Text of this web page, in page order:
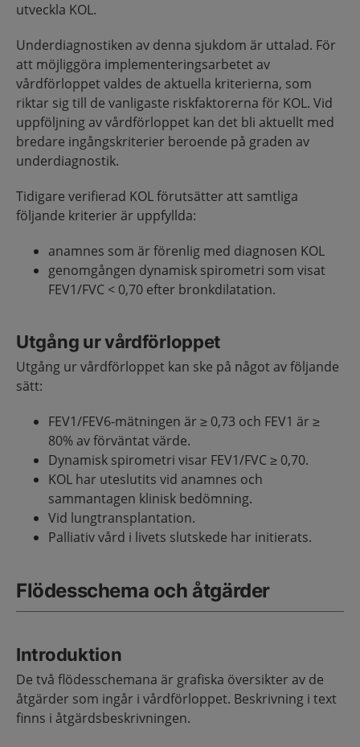
utveckla KOL.
Underdiagnostiken av denna sjukdom är uttalad. För
att möjliggöra implementeringsarbetet av
vårdförloppet valdes de aktuella kriterierna, som
riktar sig till de vanligaste riskfaktorerna för KOL. Vid
uppföljning av vårdförloppet kan det bli aktuellt med
bredare ingångskriterier beroende på graden av
underdiagnostik.
Tidigare verifierad KOL förutsätter att samtliga
följande kriterier är uppfyllda:
anamnes som är förenlig med diagnosen KOL
genomgången dynamisk spirometri som visat
FEV1/FVC < 0,70 efter bronkdilatation.
Utgång ur vårdförloppet
Utgång ur vårdförloppet kan ske på något av följande
sätt:
FEV1/FEV6-mätningen är ≥ 0,73 och FEV1 är ≥
80% av förväntat värde.
Dynamisk spirometri visar FEV1/FVC ≥ 0,70.
KOL har uteslutits vid anamnes och
sammantagen klinisk bedömning.
Vid lungtransplantation.
Palliativ vård i livets slutskede har initierats.
Flödesschema och åtgärder
Introduktion
De två flödesschemana är grafiska översikter av de
åtgärder som ingår i vårdförloppet. Beskrivning i text
finns i åtgärdsbeskrivningen.